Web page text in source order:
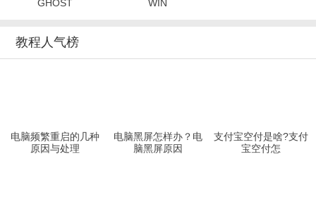
GHOST
WIN
教程人气榜
电脑频繁重启的几种
原因与处理
电脑黑屏怎样办？电
脑黑屏原因
支付宝空付是啥?支付
宝空付怎